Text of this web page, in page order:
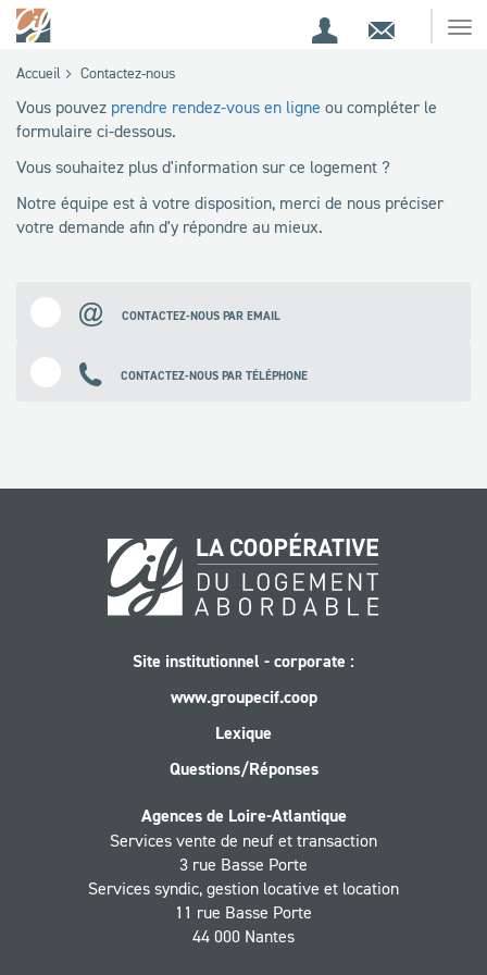
de
recherche
EspaceContact
Accueil Contactez-nous
Vous pouvez prendre rendez-vous en ligne ou compléter le
formulaire ci-dessous.
Vous souhaitez plus d'information sur ce logement ?
Notre équipe est à votre disposition, merci de nous préciser
votre demande afin d'y répondre au mieux.
CONTACTEZ-NOUS PAR EMAIL
CONTACTEZ-NOUS PAR TÉLÉPHONE
Site institutionnel - corporate :
www.groupecif.coop
Lexique
Questions/Réponses
Agences de Loire-Atlantique
Services vente de neuf et transaction
3 rue Basse Porte
Services syndic, gestion locative et location
11 rue Basse Porte
44 000 Nantes